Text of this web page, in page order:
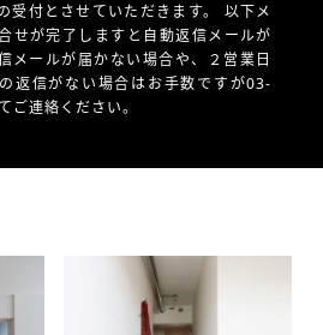
受付とさせていただきます。 以下メ
せが完了しますと自動返信メールが
メールが届かない場合や、
２営業日
返信がない場合はお手数ですが03-
連絡ください。